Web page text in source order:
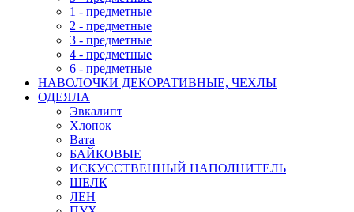
1 - предметные
2 - предметные
3 - предметные
4 - предметные
6 - предметные
НАВОЛОЧКИ ДЕКОРАТИВНЫЕ, ЧЕХЛЫ
ОДЕЯЛА
Эвкалипт
Хлопок
Вата
БАЙКОВЫЕ
ИСКУССТВЕННЫЙ НАПОЛНИТЕЛЬ
ШЕЛК
ЛЕН